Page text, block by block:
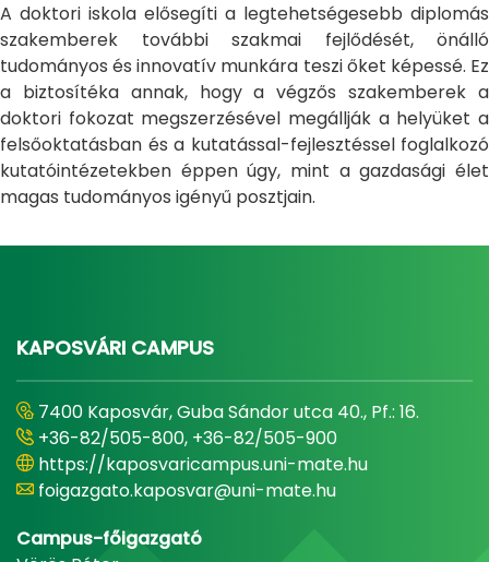
A doktori iskola elősegíti a legtehetségesebb diplomás
szakemberek további szakmai fejlődését, önálló
tudományos és innovatív munkára teszi őket képessé. Ez
a biztosítéka annak, hogy a végzős szakemberek a
doktori fokozat megszerzésével megállják a helyüket a
felsőoktatásban és a kutatással-fejlesztéssel foglalkozó
kutatóintézetekben éppen úgy, mint a gazdasági élet
magas tudományos igényű posztjain.
KAPOSVÁRI CAMPUS
7400 Kaposvár, Guba Sándor utca 40., Pf.: 16.
+36-82/505-800, +36-82/505-900
https://kaposvaricampus.uni-mate.hu
foigazgato.kaposvar@uni-mate.hu
Campus-főigazgató